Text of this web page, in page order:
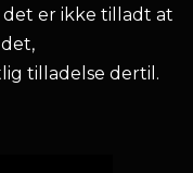
er ikke tilladt at
tilladelse dertil.